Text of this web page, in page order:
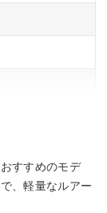
すすめのモデ
、軽量なルアー